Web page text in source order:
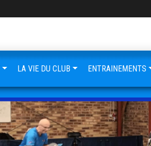
LA VIE DU CLUB ENTRAINEMENTS